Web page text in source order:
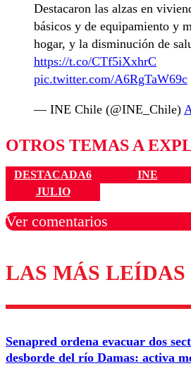
Destacaron las alzas en
básicos y de equipamiento y
hogar, y la disminución de
https://t.co/CTf5iXxhrC
pic.twitter.com/A6RgTaW69c
— INE Chile (@INE_Chile)
OTROS TEMAS A
DESTACADA6 INE
JULIO
Ver comentarios
Los comentarios son moderados
diálogo
Nombre
Correo
LAS MÁS LEÍDAS
Senapred ordena evacuar dos
desborde del río Damas: activa